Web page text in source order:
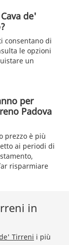
de'
consentano di
le opzioni
un
per
Padova
prezzo è più
ai periodi di
risparmiare
in
Tirreni i più